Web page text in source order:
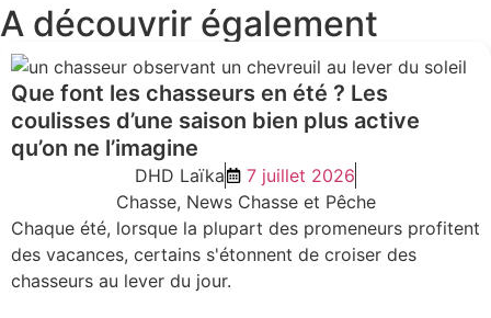
A découvrir également
Que font les chasseurs en été ? Les
coulisses d’une saison bien plus active
qu’on ne l’imagine
DHD Laïka
7 juillet 2026
Chasse, News Chasse et Pêche
Chaque été, lorsque la plupart des promeneurs profitent
des vacances, certains s'étonnent de croiser des
chasseurs au lever du jour.